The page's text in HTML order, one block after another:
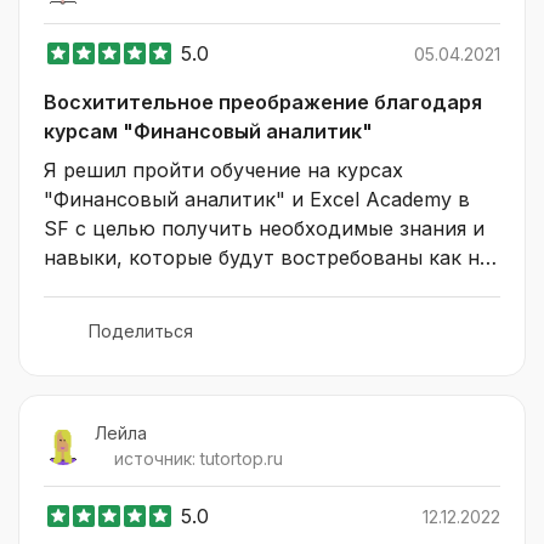
5.0 05.04.2021
Восхитительное преображение благодаря
курсам "Финансовый аналитик"
Я решил пройти обучение на курсах
"Финансовый аналитик" и Excel Academy в
SF с целью получить необходимые знания и
навыки, которые будут востребованы как на
аналитик, так как эта профессия объединяет
необходимо владеть на высоком уровне.
Одновременно финансовый аналитик
предоставляет отличную возможность для
Поделиться
Лейла
источник:tutortop.ru
5.0 12.12.2022